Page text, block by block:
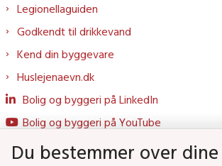
Legionellaguiden
Godkendt til drikkevand
Kend din byggevare
Huslejenaevn.dk
Bolig og byggeri på LinkedIn
Bolig og byggeri på YouTube
Du bestemmer over